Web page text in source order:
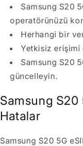
Samsung S20
operatörünüzü
Herhangi bir
Yetkisiz erişimi
Samsung S20
güncelleyin.
Samsung S20
Hatalar
Samsung S20 5G